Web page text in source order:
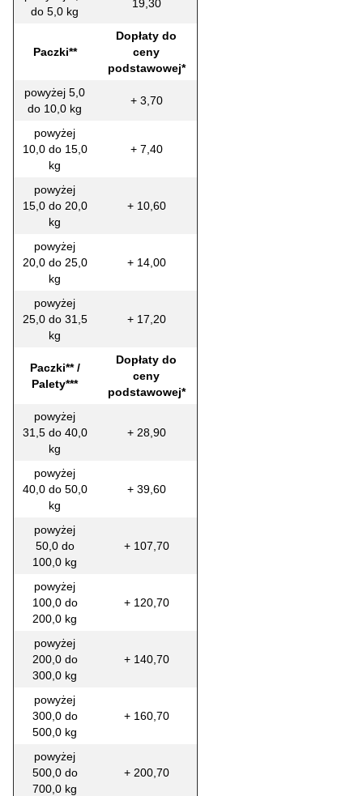
do 5,0 kg
19,30
Paczki**
Dopłaty do
ceny
podstawowej*
powyżej 5,0
do 10,0 kg
+ 3,70
powyżej
10,0 do 15,0
kg
+ 7,40
powyżej
15,0 do 20,0
kg
+ 10,60
powyżej
20,0 do 25,0
kg
+ 14,00
powyżej
25,0 do 31,5
kg
+ 17,20
Paczki** /
Palety***
Dopłaty do
ceny
podstawowej*
powyżej
31,5 do 40,0
kg
+ 28,90
powyżej
40,0 do 50,0
kg
+ 39,60
powyżej
50,0 do
100,0 kg
+ 107,70
powyżej
100,0 do
200,0 kg
+ 120,70
powyżej
200,0 do
300,0 kg
+ 140,70
powyżej
300,0 do
500,0 kg
+ 160,70
powyżej
500,0 do
700,0 kg
+ 200,70